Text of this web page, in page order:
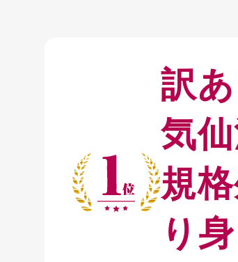
訳
気
規
り